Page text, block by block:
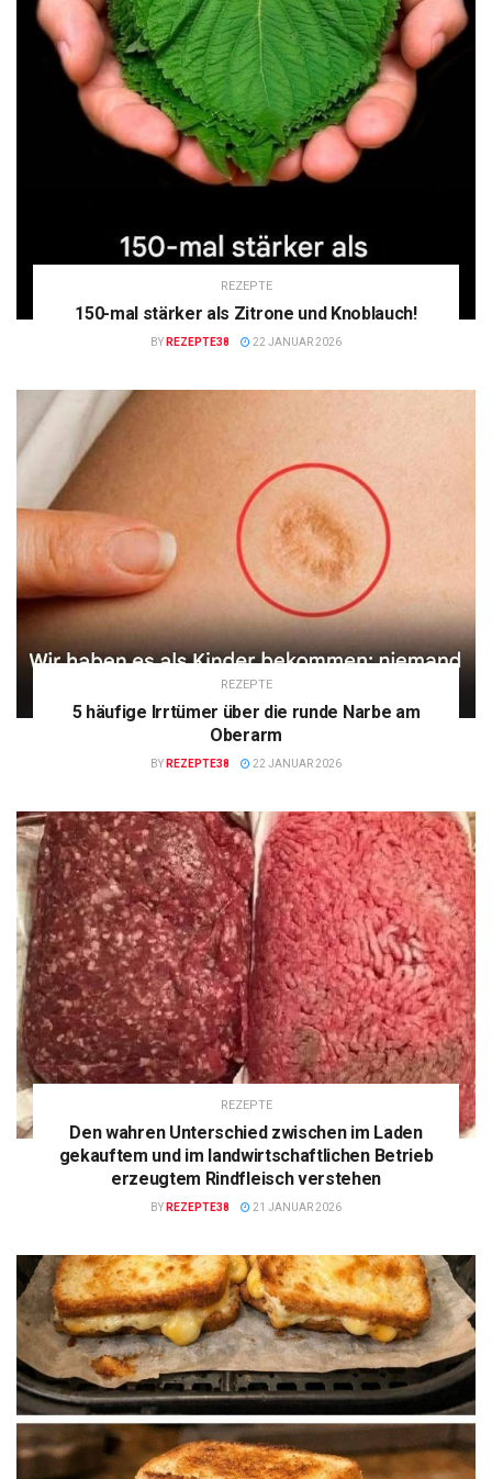
REZEPTE
150-mal stärker als Zitrone und Knoblauch!
BY REZEPTE38 22 JANUAR 2026
REZEPTE
5 häufige Irrtümer über die runde Narbe am
Oberarm
BY REZEPTE38 22 JANUAR 2026
REZEPTE
Den wahren Unterschied zwischen im Laden
gekauftem und im landwirtschaftlichen Betrieb
erzeugtem Rindfleisch verstehen
BY REZEPTE38 21 JANUAR 2026